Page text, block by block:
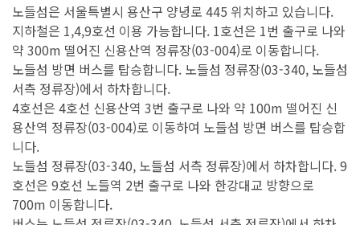
노들섬은 서울특별시 용산구 양녕로 445 위치하고 있습니다.
지하철은 1,4,9호선 이용 가능합니다. 1호선은 1번 출구로 나와
약 300m 떨어진 신용산역 정류장(03-004)로 이동합니다.
노들섬 방면 버스를 탑승합니다. 노들섬 정류장(03-340, 노들섬
서측 정류장)에서 하차합니다.
4호선은 4호선 신용산역 3번 출구로 나와 약 100m 떨어진 신
용산역 정류장(03-004)로 이동하여 노들섬 방면 버스를 탑승합
니다.
노들섬 정류장(03-340, 노들섬 서측 정류장)에서 하차합니다. 9
호선은 9호선 노들역 2번 출구로 나와 한강대교 방향으로
700m 이동합니다.